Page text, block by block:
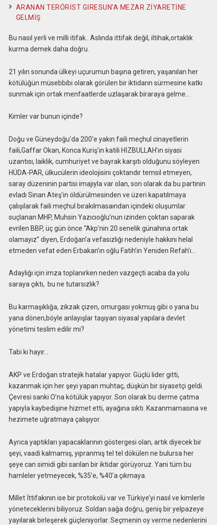
ARANAN TERÖRİST GİRESUN’A MEZAR ZİYARETİNE
GELMİŞ
Bu nasıl yerli ve milli itifak.. Aslında ittifak değil, iltihak,ortaklık
kurma demek daha doğru.
21 yılın sonunda ülkeyi uçurumun başına getiren, yaşanılan her
kötülüğün müsebbibi olarak görülen bir iktidarın sürmesine katkı
sunmak için ortak menfaatlerde uzlaşarak biraraya gelme…
Kimler var bunun içinde?
Doğu ve Güneydoğu’da 200’e yakın faili meçhul cinayetlerin
faili,Gaffar Okan, Konca Kuriş’in katili HİZBULLAH’ın siyasi
uzantısı, laiklik, cumhuriyet ve bayrak karşıtı olduğunu söyleyen
HÜDA-PAR, ülkucülerin ideolojisini çoktandır temsil etmeyen,
saray düzeninin partisi imajıyla var olan, son olarak da bu partinin
evladı Sinan Ateş’in öldürülmesinden ve üzeri kapatılmaya
çalışılarak faili meçhul bırakılmasaından içindeki oluşumlar
suçlanan MHP, Muhsin Yazıcıoğlu’nun izinden çoktan saparak
evrilen BBP, üç gün önce “Akp’nin 20 senelik günahına ortak
olamayız” diyen, Erdoğan’a vefasızlığı nedeniyle hakkını helal
etmeden vefat eden Erbakan’ın oğlu Fatih’in Yeniden Refah’ı…
Adaylığı için imza toplanırken neden vazgeçti acaba da yolu
saraya çıktı, bu ne tutarsızlık?
Bu karmaşıklığa, zikzak çizen, omurgası yokmuş gibi o yana bu
yana dönen,böyle anlayışlar taşıyan siyasal yapılara devlet
yönetimi teslim edilir mi?
Tabi ki hayır…
AKP ve Erdoğan stratejik hatalar yapıyor. Güçlü lider gitti,
kazanmak için her şeyi yapan muhtaç, düşkün bir siyasetçi geldi.
Çevresi sanki O’na kötülük yapıyor. Son olarak bu derme çatma
yapıyla kaybedişine hizmet etti, ayağına sıktı. Kazanmamasına ve
hezimete uğratmaya çalışıyor.
Ayrıca yaptıkları yapacaklarının göstergesi olan, artık diyecek bir
şeyi, vaadi kalmamış, yıpranmış tel tel dökülen ne bulursa her
şeye can simidi gibi sarılan bir iktidar görüyoruz. Yani tüm bu
hamleler yetmeyecek, %35’e, %40’a çıkmaya.
Millet Ïttifakının ise bir protokolü var ve Türkiye’yi nasıl ve kimlerle
yöneteceklerini biliyoruz. Soldan sağa doğru, geniş bir yelpazeye
yayılarak birleşerek güçleniyorlar. Seçmenin oy verme nedenlerini